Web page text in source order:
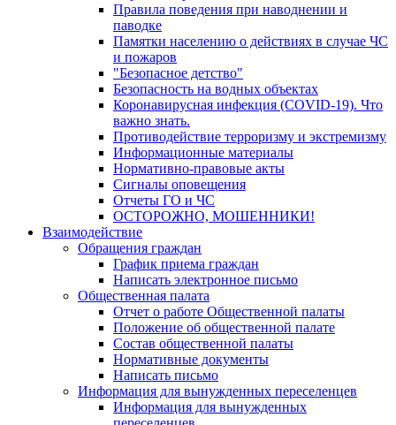
Правила поведения при наводнении и
паводке
Памятки населению о действиях в случае ЧС
и пожаров
"Безопасное детство"
Безопасность на водных объектах
Коронавирусная инфекция (COVID-19). Что
важно знать.
Противодействие терроризму и экстремизму
Информационные материалы
Нормативно-правовые акты
Сигналы оповещения
Отчеты ГО и ЧС
ОСТОРОЖНО, МОШЕННИКИ!
Взаимодействие
Обращения граждан
График приема граждан
Написать электронное письмо
Общественная палата
Отчет о работе Общественной палаты
Положение об общественной палате
Состав общественной палаты
Нормативные документы
Написать письмо
Информация для вынужденных переселенцев
Информация для вынужденных